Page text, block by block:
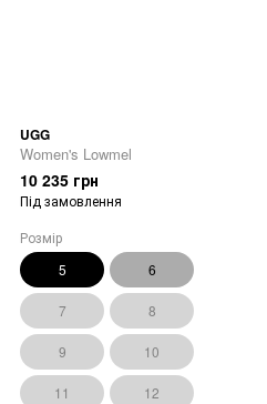
UGG
Women's Lowmel
10 235 грн
Під замовлення
Розмір
5
6
7 8
9 10
11 12